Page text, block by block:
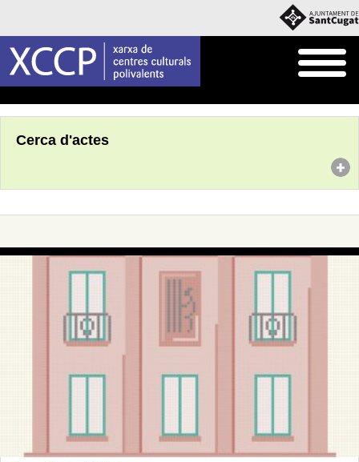
Cerca d'actes